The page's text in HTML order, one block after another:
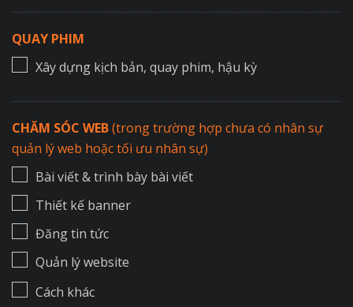
QUAY PHIM
Xây dựng kịch bản, quay phim, hậu kỳ
CHĂM SÓC WEB(trong trường hợp chưa có nhân sự
quản lý web hoặc tối ưu nhân sự)
Bài viết & trình bày bài viết
Thiết kế banner
Đăng tin tức
Quản lý website
Cách khác